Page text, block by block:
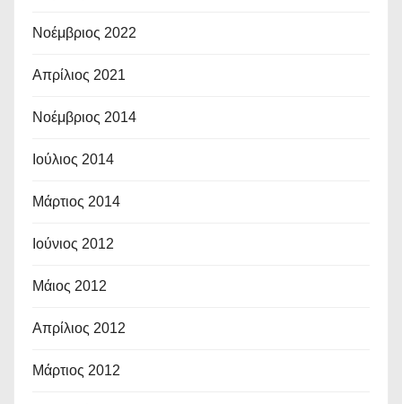
Νοέμβριος 2022
Απρίλιος 2021
Νοέμβριος 2014
Ιούλιος 2014
Μάρτιος 2014
Ιούνιος 2012
Μάιος 2012
Απρίλιος 2012
Μάρτιος 2012